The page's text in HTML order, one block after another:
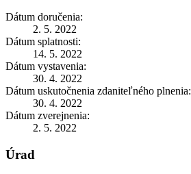
Dátum doručenia:
2. 5. 2022
Dátum splatnosti:
14. 5. 2022
Dátum vystavenia:
30. 4. 2022
Dátum uskutočnenia zdaniteľného plnenia:
30. 4. 2022
Dátum zverejnenia:
2. 5. 2022
Úrad